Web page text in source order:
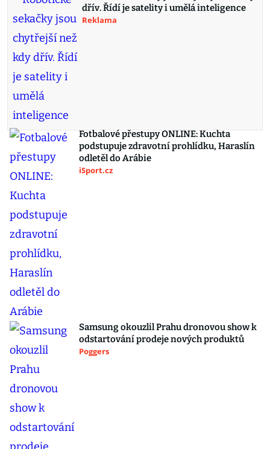
dřív. Řídí je satelity i umělá inteligence
Reklama
Fotbalové přestupy ONLINE: Kuchta
podstupuje zdravotní prohlídku, Haraslín
odletěl do Arábie
iSport.cz
Samsung okouzlil Prahu dronovou show k
odstartování prodeje nových produktů
Poggers